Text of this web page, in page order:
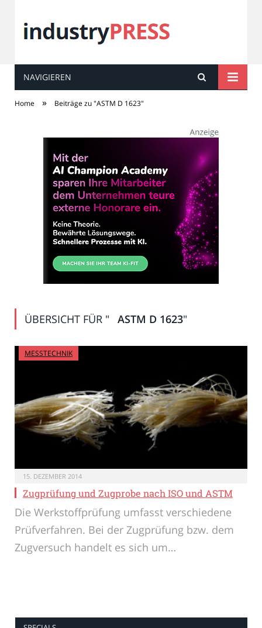
industryPRESS
NAVIGIEREN
Home » Beiträge zu "ASTM D 1623"
ÜBERSICHT FÜR " ASTM D 1623"
MESSTECHNIK
15. DEZEMBER 2014
Zugprüfung und Zugprobe nach ISO und ASTM
Die Werkstoffprüfung umfasst verschiedene
Prüfverfahren. Bei der Zugprüfung bzw. dem
Zugversuch handelt es sich um…